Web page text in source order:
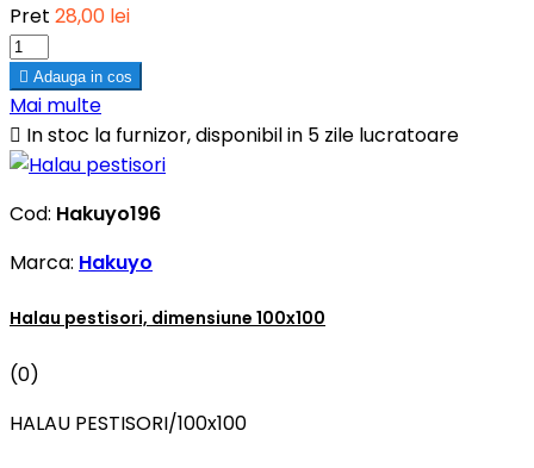
Pret 28,00 lei
 Adauga in cos
Mai multe
 In stoc la furnizor, disponibil in 5 zile lucratoare
Cod: Hakuyo196
Marca: Hakuyo
Halau pestisori, dimensiune 100x100
(0)
HALAU PESTISORI/100x100